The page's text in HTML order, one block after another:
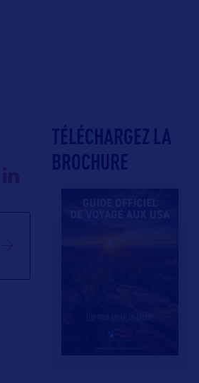
TÉLÉCHARGEZ LA
BROCHURE